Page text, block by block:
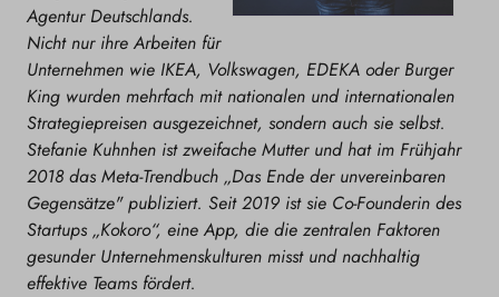
Agentur Deutschlands.
Nicht nur ihre Arbeiten für
Unternehmen wie IKEA, Volkswagen, EDEKA oder Burger
King wurden mehrfach mit nationalen und internationalen
Strategiepreisen ausgezeichnet, sondern auch sie selbst.
Stefanie Kuhnhen ist zweifache Mutter und hat im Frühjahr
2018 das Meta-Trendbuch „Das Ende der unvereinbaren
Gegensätze" publiziert. Seit 2019 ist sie Co-Founderin des
Startups „Kokoro“, eine App, die die zentralen Faktoren
gesunder Unternehmenskulturen misst und nachhaltig
effektive Teams fördert.